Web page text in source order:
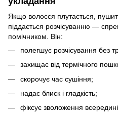
Якщо волосся плутається,
піддається розчісуванню —
помічником. Він:
полегшує розчісування без
захищає від термічного
скорочує час сушіння;
надає блиск і гладкість;
фіксує зволоження